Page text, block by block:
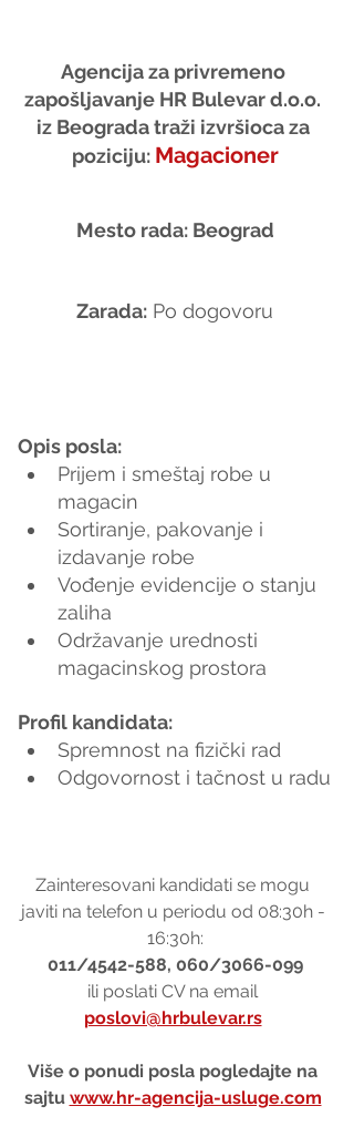
Agencija za privremeno
zapošljavanje HR Bulevar d.o.o.
iz Beograda traži izvršioca za
poziciju: Magacioner
Mesto rada: Beograd
Zarada: Po dogovoru
Opis posla:
Prijem i smeštaj robe u
magacin
Sortiranje, pakovanje i
izdavanje robe
Vođenje evidencije o stanju
zaliha
Održavanje urednosti
magacinskog prostora
Profil kandidata:
Spremnost na fizički rad
Odgovornost i tačnost u radu
Zainteresovani kandidati se mogu
javiti na telefon u periodu od 08:30h -
16:30h:
011/4542-588, 060/3066-099
ili poslati CV na email
poslovi@hrbulevar.rs
Više o ponudi posla pogledajte na
sajtu www.hr-agencija-usluge.com